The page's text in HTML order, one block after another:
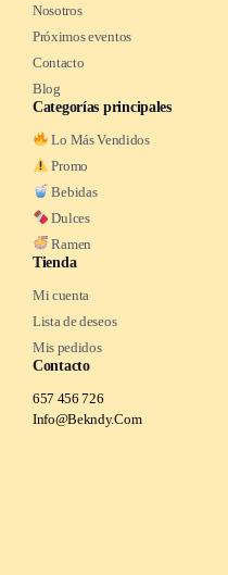
Nosotros
Próximos eventos
Contacto
Blog
Categorías principales
Lo Más Vendidos
Promo
Bebidas
Dulces
Ramen
Tienda
Mi cuenta
Lista de deseos
Mis pedidos
Contacto
657 456 726
Info@Bekndy.Com